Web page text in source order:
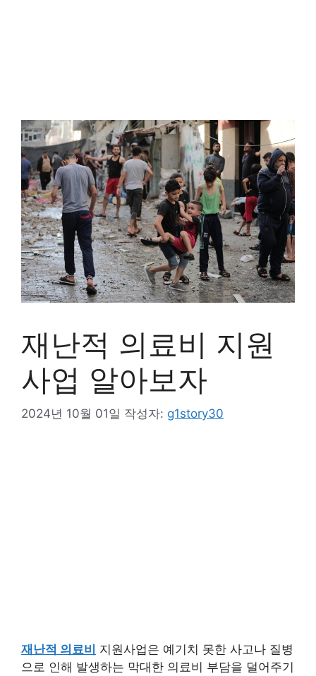
재난적 의료비 지원
사업 알아보자
2024년 10월 01일 작성자: g1story30
재난적 의료비 지원사업은 예기치 못한 사고나 질병
으로 인해 발생하는 막대한 의료비 부담을 덜어주기